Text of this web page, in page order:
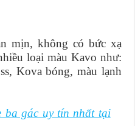
mịn, không có bức xạ
loại màu Kavo như:
Kova bóng, màu lạnh
ba gác uy tín nhất tại